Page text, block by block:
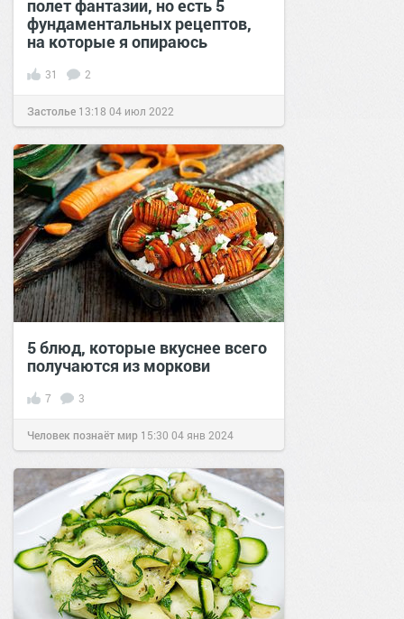
полет фантазии, но есть 5
фундаментальных рецептов,
на которые я опираюсь
31 2
Застолье 13:18 04 июл 2022
5 блюд, которые вкуснее всего
получаются из моркови
7 3
Человек познаёт мир 15:30 04 янв 2024